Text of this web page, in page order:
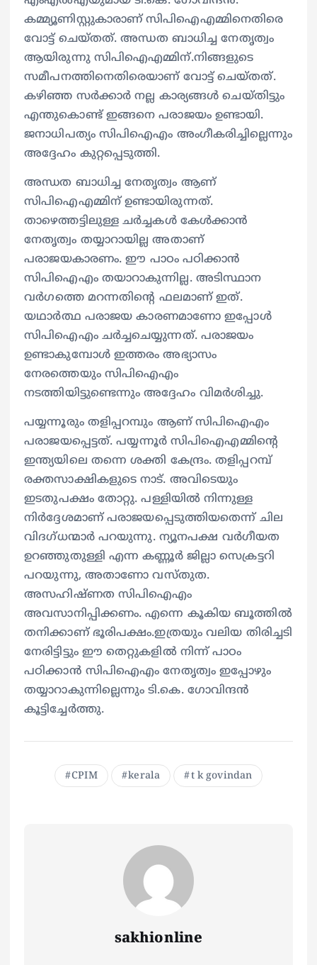
കമ്മ്യൂണിസ്റ്റുകാരാണ് സിപിഐഎമ്മിനെതിരെ
വോട്ട് ചെയ്തത്. അന്ധത ബാധിച്ച നേതൃത്വം
ആയിരുന്നു സിപിഐഎമ്മിന്.നിങ്ങളുടെ
സമീപനത്തിനെതിരെയാണ് വോട്ട് ചെയ്തത്.
കഴിഞ്ഞ സർക്കാർ നല്ല കാര്യങ്ങൾ ചെയ്തിട്ടും
എന്തുകൊണ്ട് ഇങ്ങനെ പരാജയം ഉണ്ടായി.
ജനാധിപത്യം സിപിഐഎം അംഗീകരിച്ചില്ലെന്നും
അദ്ദേഹം കുറ്റപ്പെടുത്തി.
അന്ധത ബാധിച്ച നേതൃത്വം ആണ്
സിപിഐഎമ്മിന് ഉണ്ടായിരുന്നത്.
താഴെത്തട്ടിലുള്ള ചർച്ചകൾ കേൾക്കാൻ
നേതൃത്വം തയ്യാറായില്ല അതാണ്
പരാജയകാരണം. ഈ പാഠം പഠിക്കാൻ
സിപിഐഎം തയാറാകുന്നില്ല. അടിസ്ഥാന
വർഗത്തെ മറന്നതിന്റെ ഫലമാണ് ഇത്.
യഥാർത്ഥ പരാജയ കാരണമാണോ ഇപ്പോൾ
സിപിഐഎം ചർച്ചചെയ്യുന്നത്. പരാജയം
ഉണ്ടാകുമ്പോൾ ഇത്തരം അഭ്യാസം
നേരത്തെയും സിപിഐഎം
നടത്തിയിട്ടുണ്ടെന്നും അദ്ദേഹം വിമർശിച്ചു.
പയ്യന്നൂരും തളിപ്പറമ്പും ആണ് സിപിഐഎം
പരാജയപ്പെട്ടത്. പയ്യന്നൂർ സിപിഐഎമ്മിന്റെ
ഇന്ത്യയിലെ തന്നെ ശക്തി കേന്ദ്രം. തളിപ്പറമ്പ്
രക്തസാക്ഷികളുടെ നാട്. അവിടെയും
ഇടതുപക്ഷം തോറ്റു. പള്ളിയിൽ നിന്നുള്ള
നിർദ്ദേശമാണ് പരാജയപ്പെടുത്തിയതെന്ന് ചില
വിദഗ്ധന്മാർ പറയുന്നു. ന്യൂനപക്ഷ വർഗീയത
ഉറഞ്ഞുതുള്ളി എന്ന കണ്ണൂർ ജില്ലാ സെക്രട്ടറി
പറയുന്നു, അതാണോ വസ്തുത.
അസഹിഷ്ണത സിപിഐഎം
അവസാനിപ്പിക്കണം. എന്നെ കൂകിയ ബൂത്തിൽ
തനിക്കാണ് ഭൂരിപക്ഷം.ഇത്രയും വലിയ തിരിച്ചടി
നേരിട്ടിട്ടും ഈ തെറ്റുകളിൽ നിന്ന് പാഠം
പഠിക്കാൻ സിപിഐഎം നേതൃത്വം ഇപ്പോഴും
തയ്യാറാകുന്നില്ലെന്നും ടി.കെ. ഗോവിന്ദൻ
കൂട്ടിച്ചേർത്തു.
CPIM kerala t k govindan
sakhionline